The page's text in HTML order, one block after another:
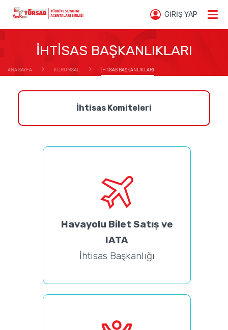
GİRİŞ YAP
İHTİSAS BAŞKANLIKLARI
ANA SAYFA KURUMSAL İHTİSAS BAŞKANLIKLARI
İhtisas Komiteleri
Havayolu Bilet Satış ve
IATA
İhtisas Başkanlığı